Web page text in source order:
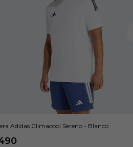
Adidas Climacool Sereno - Blanco